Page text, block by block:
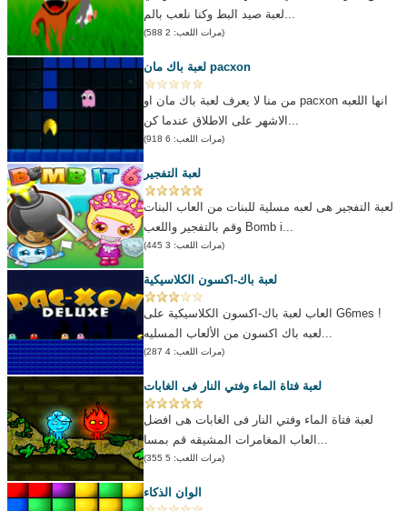
(مرات اللعب: 2 588)
لعبة باك مان pacxon
من منا لا يعرف لعبة باك مان او pacxon انها اللعبه
(مرات اللعب: 6 918)
لعبة التفجير
لعبة التفجير هى لعبه مسلية للبنات من العاب البنات
وقم بالتفجير واللعب Bomb i...
(مرات اللعب: 3 445)
لعبة باك-اكسون الكلاسيكية
العاب لعبة باك-اكسون الكلاسيكية على G6mes !
(مرات اللعب: 4 287)
لعبة فتاة الماء وفتي النار فى الغابات
لعبة فتاة الماء وفتي النار فى الغابات هى افضل
(مرات اللعب: 5 355)
الوان الذكاء